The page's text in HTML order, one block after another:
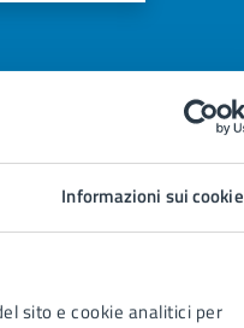
Informazioni sui cookie
sito e cookie analitici per